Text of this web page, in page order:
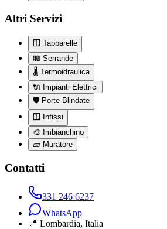
Altri Servizi
🪟 Tapparelle
🏪 Serrande
🌡️ Termoidraulica
🔌 Impianti Elettrici
🛡️ Porte Blindate
🪟
Infissi
🎨 Imbianchino
🧱 Muratore
Contatti
331 246 6237
WhatsApp
📍 Lombardia, Italia